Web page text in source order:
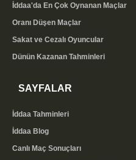
İddaa'da En Çok Oynanan Maçlar
Oranı Düşen Maçlar
Sakat ve Cezalı Oyuncular
Dünün Kazanan Tahminleri
SAYFALAR
İddaa Tahminleri
İddaa Blog
Canlı Maç Sonuçları